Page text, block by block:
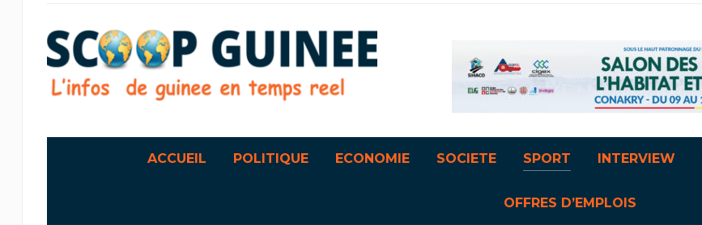
ACCUEIL POLITIQUE ECONOMIE SOCIETE SPORT INTERVIEW
OFFRES D’EMPLOIS